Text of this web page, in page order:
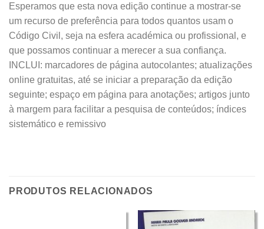
Esperamos que esta nova edição continue a mostrar-se
um recurso de preferência para todos quantos usam o
Código Civil, seja na esfera académica ou profissional, e
que possamos continuar a merecer a sua confiança.
INCLUI: marcadores de página autocolantes; atualizações
online gratuitas, até se iniciar a preparação da edição
seguinte; espaço em página para anotações; artigos junto
à margem para facilitar a pesquisa de conteúdos; índices
sistemático e remissivo
PRODUTOS RELACIONADOS